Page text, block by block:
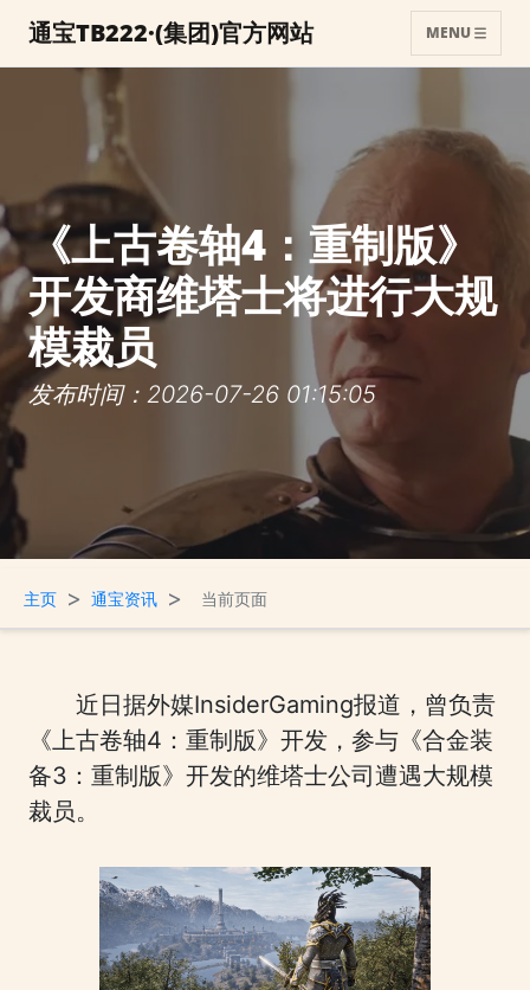
通宝TB222·(集团)官方网站 MENU
《上古卷轴4：重制版》
开发商维塔士将进行大规
模裁员
发布时间：2026-07-26 01:15:05
主页 > 通宝资讯 > 当前页面
近日据外媒InsiderGaming报道，曾负责
《上古卷轴4：重制版》开发，参与《合金装
备3：重制版》开发的维塔士公司遭遇大规模
裁员。